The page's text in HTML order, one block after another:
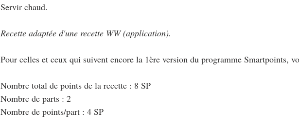
Servir chaud.
Recette adaptée d'une recette WW (application).
Pour celles et ceux qui suivent encore la 1ère version du programme Smartpoints,
Nombre total de points de la recette : 8 SP
Nombre de parts : 2
Nombre de points/part : 4 SP